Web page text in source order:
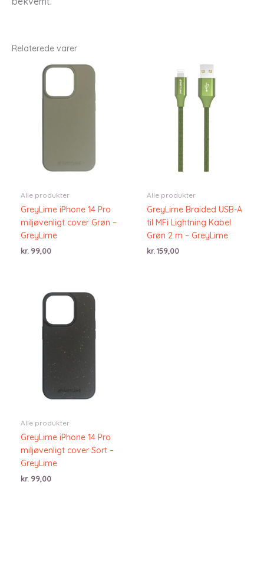
Relaterede varer
Alle produkter
GreyLime iPhone 14 Pro
miljøvenligt cover Grøn –
GreyLime
kr. 99,00
Alle produkter
GreyLime Braided USB-A
til MFi Lightning Kabel
Grøn 2 m – GreyLime
kr. 159,00
Alle produkter
GreyLime iPhone 14 Pro
miljøvenligt cover Sort –
GreyLime
kr. 99,00